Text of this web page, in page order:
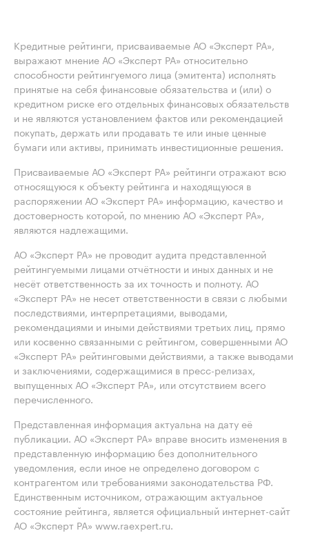
Кредитные рейтинги, присваиваемые АО «Эксперт РА»,
выражают мнение АО «Эксперт РА» относительно
способности рейтингуемого лица (эмитента) исполнять
принятые на себя финансовые обязательства и (или) о
кредитном риске его отдельных финансовых обязательств
и не являются установлением фактов или рекомендацией
покупать, держать или продавать те или иные ценные
бумаги или активы, принимать инвестиционные решения.
Присваиваемые АО «Эксперт РА» рейтинги отражают всю
относящуюся к объекту рейтинга и находящуюся в
распоряжении АО «Эксперт РА» информацию, качество и
достоверность которой, по мнению АО «Эксперт РА»,
являются надлежащими.
АО «Эксперт РА» не проводит аудита представленной
рейтингуемыми лицами отчётности и иных данных и не
несёт ответственность за их точность и полноту. АО
«Эксперт РА» не несет ответственности в связи с любыми
последствиями, интерпретациями, выводами,
рекомендациями и иными действиями третьих лиц, прямо
или косвенно связанными с рейтингом, совершенными АО
«Эксперт РА» рейтинговыми действиями, а также выводами
и заключениями, содержащимися в пресс-релизах,
выпущенных АО «Эксперт РА», или отсутствием всего
перечисленного.
Представленная информация актуальна на дату её
публикации. АО «Эксперт РА» вправе вносить изменения в
представленную информацию без дополнительного
уведомления, если иное не определено договором с
контрагентом или требованиями законодательства РФ.
Единственным источником, отражающим актуальное
состояние рейтинга, является официальный интернет-сайт
АО «Эксперт РА» www.raexpert.ru.